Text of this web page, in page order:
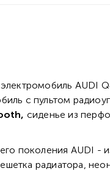
AUDI
с пультом
сиденье из
поколения AUDI -
радиатора,